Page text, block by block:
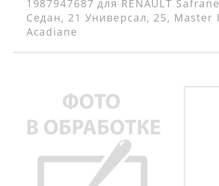
1987947687 для RENAULT
Седан, 21 Универсал, 25, Master
Acadiane